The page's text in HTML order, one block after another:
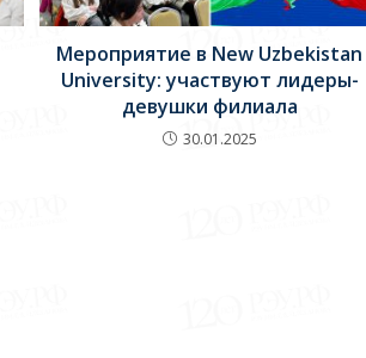
Мероприятие в New Uzbekistan
University: участвуют лидеры-
девушки филиала
30.01.2025